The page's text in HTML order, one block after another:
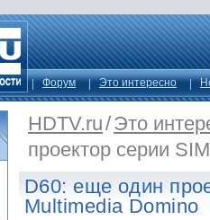
Форум Это интересно
HDTV.ru/Это
проектор серии
D60: еще один
Multimedia Domino